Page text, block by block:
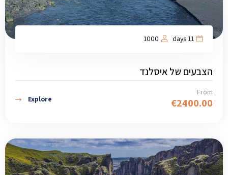
11 days
1000
הצבעים של איסלנד
From
€2400.00
Explore